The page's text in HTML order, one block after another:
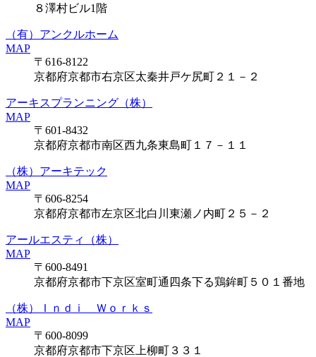
８澤村ビル1階
（有）アンクルホーム
MAP
〒616-8122
京都府京都市右京区太秦井戸ケ尻町２１－２
アーキスプランニング（株）
MAP
〒601-8432
京都府京都市南区西九条東島町１７－１１
（株）アーキテック
MAP
〒606-8254
京都府京都市左京区北白川東瀬ノ内町２５－２
アールエスティ（株）
MAP
〒600-8491
京都府京都市下京区室町通四条下る鶏鉾町５０１番地
（株）Ｉｎｄｉ Ｗｏｒｋｓ
MAP
〒600-8099
京都府京都市下京区上柳町３３１